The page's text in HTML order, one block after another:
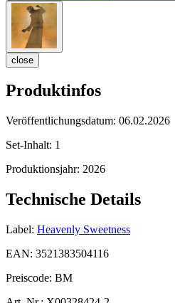
close
Produktinfos
Veröffentlichungsdatum: 06.02.2026
Set-Inhalt: 1
Produktionsjahr: 2026
Technische Details
Label: Heavenly Sweetness
EAN: 3521383504116
Preiscode: BM